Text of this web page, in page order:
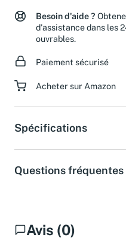
Besoin d'aide ?
d'assistance dans les
ouvrables.
Paiement sécurisé
Acheter sur Amazon
Spécifications
Questions fréquentes
Avis (0)